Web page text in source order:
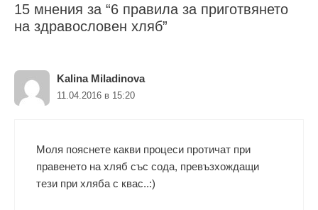
15 мнения за “6 правила за приготвянето
на здравословен хляб”
Kalina Miladinova
11.04.2016 в 15:20
Моля пояснете какви процеси протичат при
правенето на хляб със сода, превъзхождащи
тези при хляба с квас..:)